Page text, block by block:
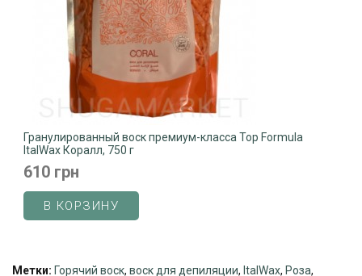
Гранулированный воск премиум-класса Top Formula
ItalWax Коралл, 750 г
610 грн
В КОРЗИНУ
Метки: Горячий воск, воск для депиляции, ItalWax, Роза,